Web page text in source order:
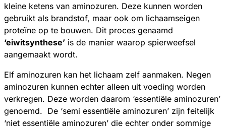
kleine ketens van aminozuren. Deze kunnen worden
gebruikt als brandstof, maar ook om lichaamseigen
proteïne op te bouwen. Dit proces genaamd
‘eiwitsynthese’ is de manier waarop spierweefsel
aangemaakt wordt.
Elf aminozuren kan het lichaam zelf aanmaken. Negen
aminozuren kunnen echter alleen uit voeding worden
verkregen. Deze worden daarom ‘essentiële aminozuren’
genoemd. De ‘semi essentiële aminozuren’ zijn feitelijk
‘niet essentiële aminozuren’ die echter onder sommige